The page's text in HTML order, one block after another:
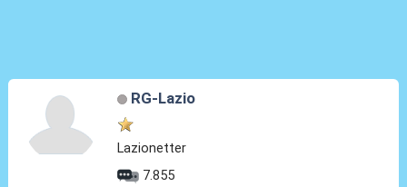
RG-Lazio
Lazionetter
7.855